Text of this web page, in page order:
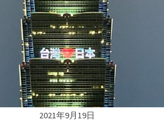
2021年9月19日